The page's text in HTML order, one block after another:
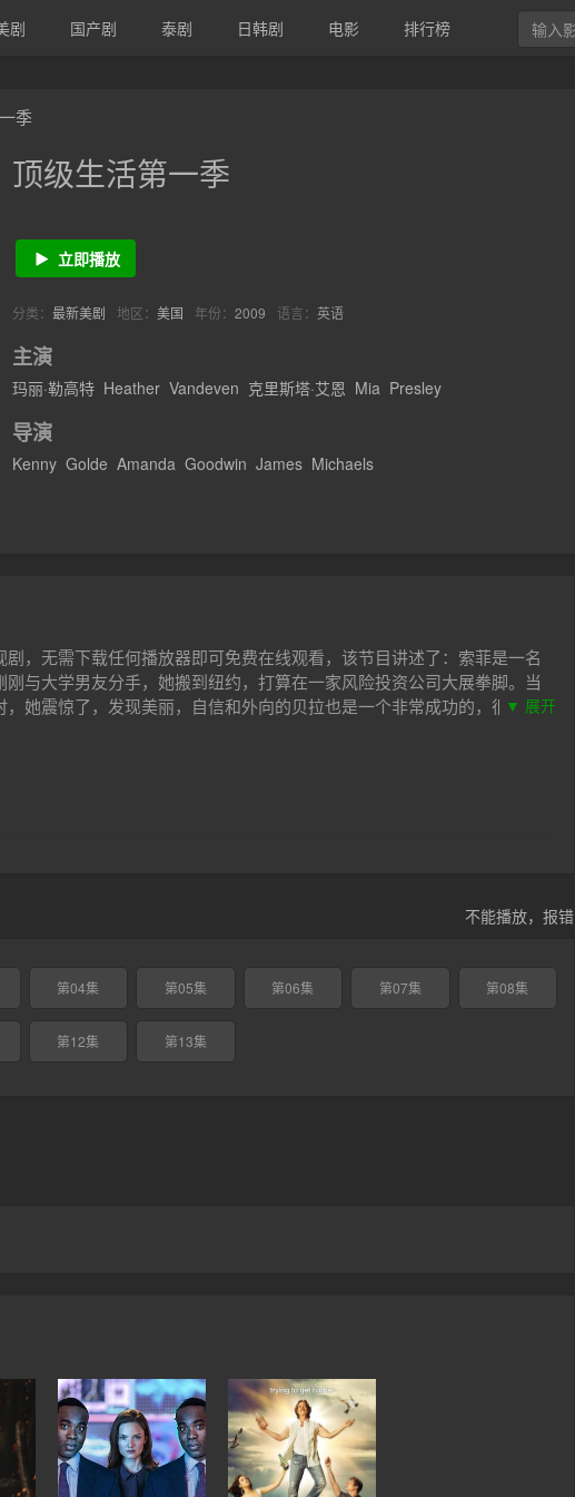
剧 国产剧 泰剧 日韩剧 电影 排行榜
季
顶级生活第一季
立即播放
分类： 最新美剧 地区： 美国 年份： 2009 语言： 英语
主演
玛丽·勒高特 Heather Vandeven 克里斯塔·艾恩 Mia Presley
导演
Kenny Golde Amanda Goodwin James Michaels
剧，无需下载任何播放器即可免费在线观看，该节目讲述了：索菲是一名
与大学男友分手，她搬到纽约，打算在一家风险投资公司大展拳脚。当
她震惊了，发现美丽，自信和外向的贝拉也是一个非常成功的，很多需
拥有一段更稳定、更有意义的关系。
▼ 展开
不能播放，报错
第04集 第05集 第06集 第07集 第08集
第12集 第13集